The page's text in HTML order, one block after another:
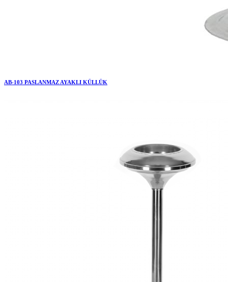
AB-103 PASLANMAZ AYAKLI KÜLLÜK